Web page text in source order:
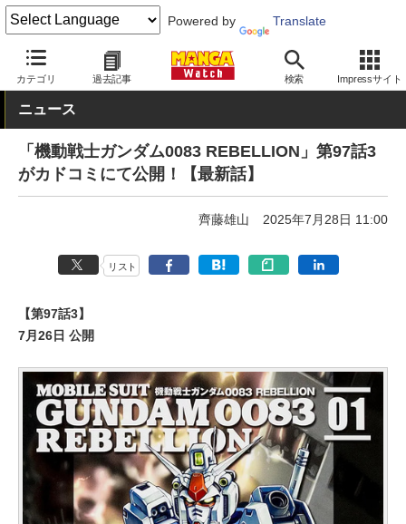
Powered by Translate
カテゴリ 過去記事 検索 Impressサイト
MANGA Watch Web/アプリ カドコミ
ニュース
「機動戦士ガンダム0083 REBELLION」第97話3
がカドコミにて公開！【最新話】
齊藤雄山 2025年7月28日 11:00
リスト
【第97話3】
7月26日 公開